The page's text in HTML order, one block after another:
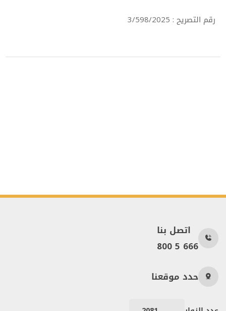
رقم التصريح : 3/598/2025
اتصل بنا
800 5 666
حدد موقعنا